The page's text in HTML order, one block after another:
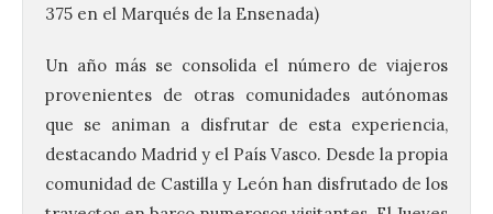
375 en el Marqués de la Ensenada)
Un año más se consolida el número de viajeros
provenientes de otras comunidades autónomas
que se animan a disfrutar de esta experiencia,
destacando Madrid y el País Vasco. Desde la propia
comunidad de Castilla y León han disfrutado de los